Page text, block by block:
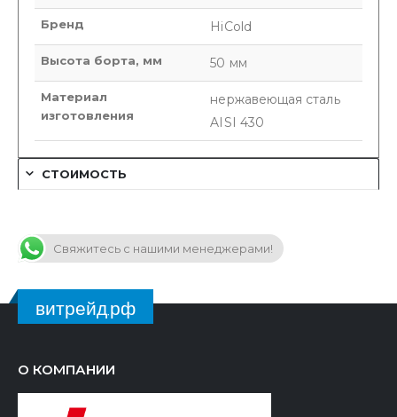
Бренд HiCold
Высота борта, мм 50 мм
Материал
изготовления
нержавеющая сталь
AISI 430
СТОИМОСТЬ
Свяжитесь с нашими менеджерами!
витрейд.рф
О КОМПАНИИ